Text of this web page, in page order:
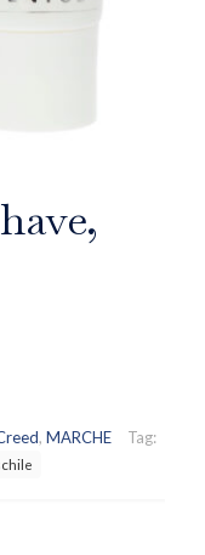
, MARCHE Tag: